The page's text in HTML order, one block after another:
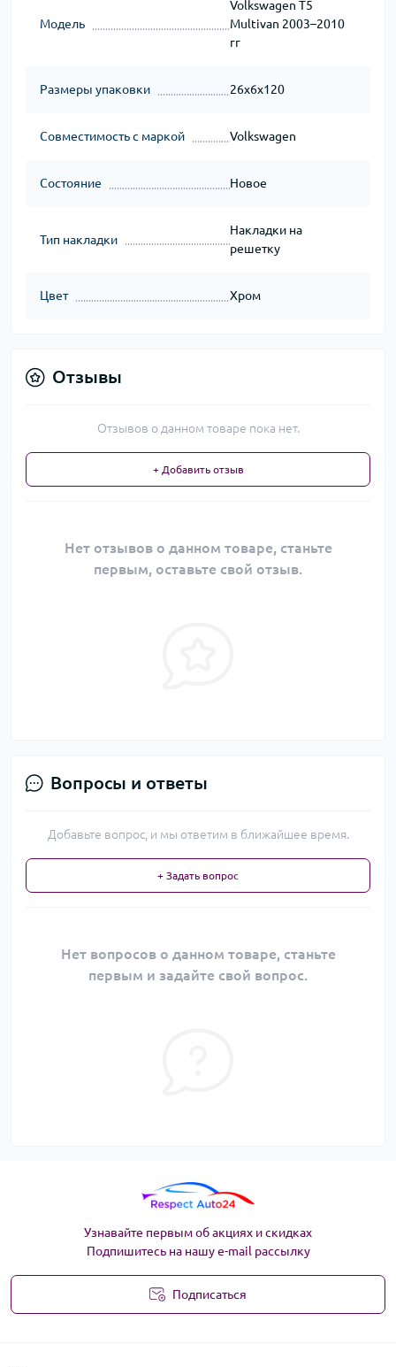
Модель
Volkswagen T5
Multivan 2003–2010
гг
Размеры упаковки 26x6x120
Совместимость с маркой Volkswagen
Состояние Новое
Тип накладки
Накладки на
решетку
Цвет Хром
Отзывы
Отзывов о данном товаре пока нет.
+ Добавить отзыв
Нет отзывов о данном товаре, станьте
первым, оставьте свой отзыв.
Вопросы и ответы
Добавьте вопрос, и мы ответим в ближайшее время.
+ Задать вопрос
Нет вопросов о данном товаре, станьте
первым и задайте свой вопрос.
Узнавайте первым об акциях и скидках
Подпишитесь на нашу e-mail рассылку
Подписаться